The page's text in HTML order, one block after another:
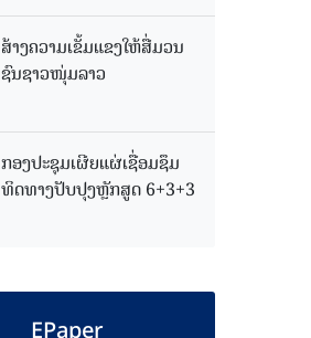
ສ້າງຄວາມເຂັ້ມແຂງໃຫ້ສື່ມວນ
ຊົນຊາວໜຸ່ມລາວ
ກອງປະຊຸມເຜີຍແຜ່ເຊື່ອມຊຶມ
ທິດທາງປັບປຸງຫຼັກສູດ 6+3+3
EPaper